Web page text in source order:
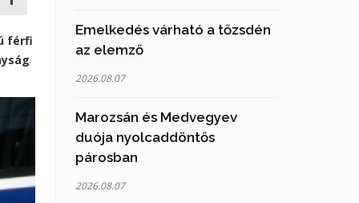
férfi
Emelkedés várható a tőzsdén
az elemző
2026.08.07
Marozsán és Medvegyev
duója nyolcaddöntős
párosban
2026.08.07